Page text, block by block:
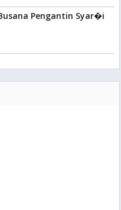
Pengantin Syar�i